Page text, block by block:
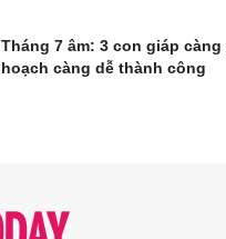
Tháng 7 âm: 3 con giáp
hoạch càng dễ thành công